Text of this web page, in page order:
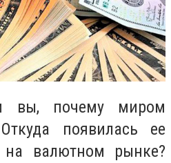
вы, почему миром
появилась ее
на валютном рынке?